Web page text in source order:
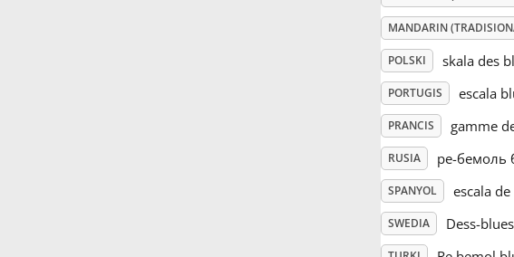
MANDARIN
POLSKI skala des
PORTUGIS escala
PRANCIS gamme
RUSIA ре-бемоль
SPANYOL escala
SWEDIA Dess-